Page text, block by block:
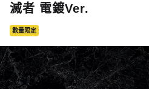
滅者 電鍍Ver.
數量限定